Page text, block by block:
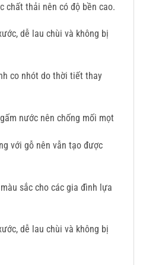
chất thải nên có độ bền cao.
dễ lau chùi và không bị
co nhót do thời tiết thay
nước nên chống mối mọt
với gỗ nên vẫn tạo được
sắc cho các gia đình lựa
dễ lau chùi và không bị